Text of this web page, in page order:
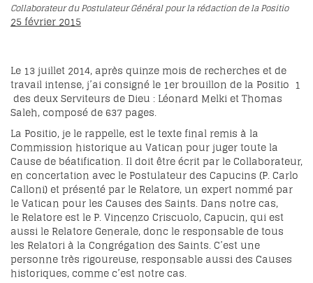
Collaborateur du Postulateur Général pour la rédaction de la Positio
25 février 2015
Le 13 juillet 2014, après quinze mois de recherches et de
travail intense, j’ai consigné le 1er brouillon de la Positio 1
des deux Serviteurs de Dieu : Léonard Melki et Thomas
Saleh, composé de 637 pages.
La Positio, je le rappelle, est le texte final remis à la
Commission historique au Vatican pour juger toute la
Cause de béatification. Il doit être écrit par le Collaborateur,
en concertation avec le Postulateur des Capucins (P. Carlo
Calloni) et présenté par le Relatore, un expert nommé par
le Vatican pour les Causes des Saints. Dans notre cas,
le Relatore est le P. Vincenzo Criscuolo, Capucin, qui est
aussi le Relatore Generale, donc le responsable de tous
les Relatori à la Congrégation des Saints. C’est une
personne très rigoureuse, responsable aussi des Causes
historiques, comme c’est notre cas.